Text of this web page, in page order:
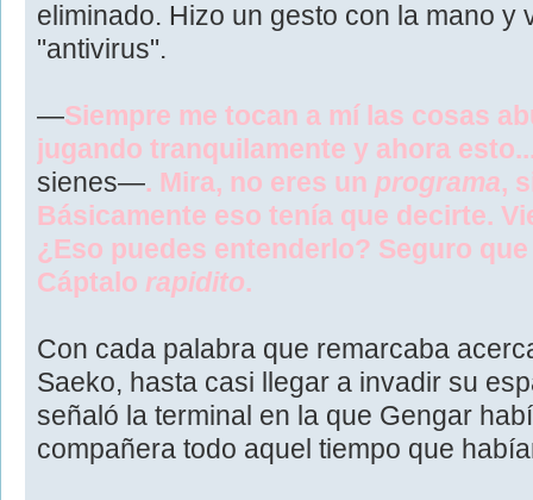
eliminado. Hizo un gesto con la mano y
"antivirus".
—Siempre me tocan a mí las cosas
jugando tranquilamente y ahora
sienes—. Mira, no eres un programa,
Básicamente eso tenía que decirte.
¿Eso puedes entenderlo? Seguro
Cáptalo rapidito.
Con cada palabra que remarcaba
Saeko, hasta casi llegar a invadir su
señaló la terminal en la que Gengar
compañera todo aquel tiempo que